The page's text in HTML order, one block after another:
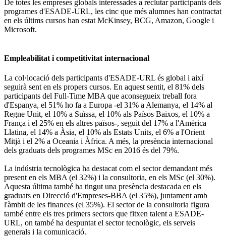
De totes les empreses globals interessades a reclutar participants dels
programes d'ESADE-URL, les cinc que més alumnes han contractat
en els últims cursos han estat McKinsey, BCG, Amazon, Google i
Microsoft.
Empleabilitat i competitivitat internacional
La col·locació dels participants d'ESADE-URL és global i així
seguirà sent en els propers cursos. En aquest sentit, el 81% dels
participants del Full-Time MBA que aconsegueix treball fora
d'Espanya, el 51% ho fa a Europa -el 31% a Alemanya, el 14% al
Regne Unit, el 10% a Suïssa, el 10% als Països Baixos, el 10% a
França i el 25% en els altres països-, seguit del 17% a l'Amèrica
Llatina, el 14% a Àsia, el 10% als Estats Units, el 6% a l'Orient
Mitjà i el 2% a Oceania i Àfrica. A més, la presència internacional
dels graduats dels programes MSc en 2016 és del 79%.
La indústria tecnològica ha destacat com el sector demandant més
present en els MBA (el 32%) i la consultoria, en els MSc (el 30%).
Aquesta última també ha tingut una presència destacada en els
graduats en Direcció d'Empreses-BBA (el 35%), juntament amb
l'àmbit de les finances (el 35%). El sector de la consultoria figura
també entre els tres primers sectors que fitxen talent a ESADE-
URL, on també ha despuntat el sector tecnològic, els serveis
generals i la comunicació.